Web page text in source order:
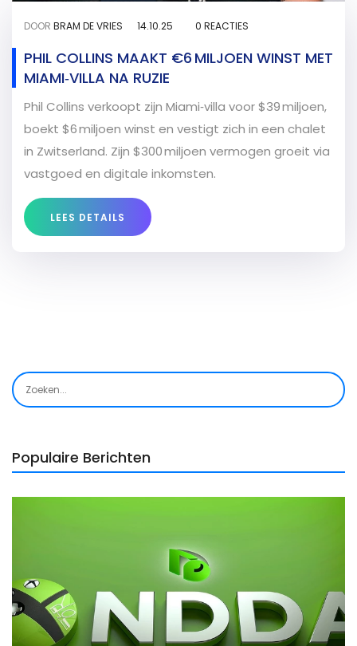
DOOR BRAM DE VRIES 14.10.25 0 REACTIES
PHIL COLLINS MAAKT €6 MILJOEN WINST MET
MIAMI‑VILLA NA RUZIE
Phil Collins verkoopt zijn Miami‑villa voor $39 miljoen,
boekt $6 miljoen winst en vestigt zich in een chalet
in Zwitserland. Zijn $300 miljoen vermogen groeit via
vastgoed en digitale inkomsten.
LEES DETAILS
Populaire Berichten